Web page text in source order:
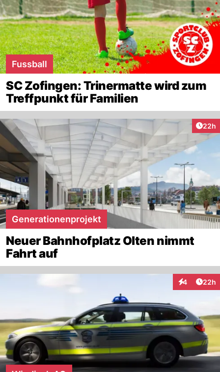
Fussball
SC Zofingen: Trinermatte wird zum
Treffpunkt für Familien
22h
Generationenprojekt
Neuer Bahnhofplatz Olten nimmt
Fahrt auf
4
Interaktionen
22h